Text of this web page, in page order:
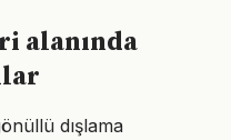
alanında
dışlama